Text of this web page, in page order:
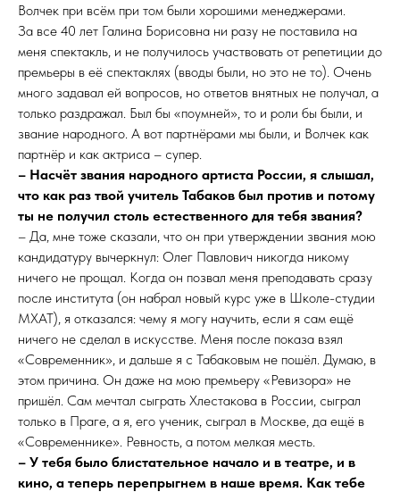
Волчек при всём при том были хорошими менеджерами.
За все 40 лет Галина Борисовна ни разу не поставила на
меня спектакль, и не получилось участвовать от репетиции до
премьеры в её спектаклях (вводы были, но это не то). Очень
много задавал ей вопросов, но ответов внятных не получал, а
только раздражал. Был бы «поумней», то и роли бы были, и
звание народного. А вот партнёрами мы были, и Волчек как
партнёр и как актриса – супер.
– Насчёт звания народного артиста России, я слышал,
что как раз твой учитель Табаков был против и потому
ты не получил столь естественного для тебя звания?
– Да, мне тоже сказали, что он при утверждении звания мою
кандидатуру вычеркнул: Олег Павлович никогда никому
ничего не прощал. Когда он позвал меня преподавать сразу
после института (он набрал новый курс уже в Школе-студии
МХАТ), я отказался: чему я могу научить, если я сам ещё
ничего не сделал в искусстве. Меня после показа взял
«Современник», и дальше я с Табаковым не пошёл. Думаю, в
этом причина. Он даже на мою премьеру «Ревизора» не
пришёл. Сам мечтал сыграть Хлестакова в России, сыграл
только в Праге, а я, его ученик, сыграл в Москве, да ещё в
«Современнике». Ревность, а потом мелкая месть.
– У тебя было блистательное начало и в театре, и в
кино, а теперь перепрыгнем в наше время. Как тебе